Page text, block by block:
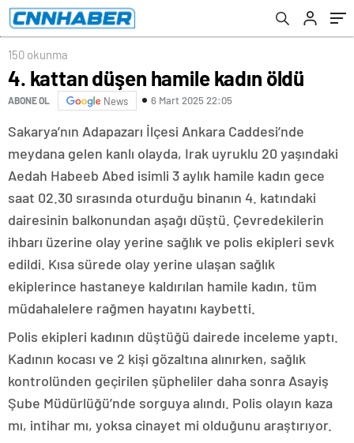
150 okunma
4. kattan düşen hamile kadın öldü
ABONE OL News 6 Mart 2025 22:05
Sakarya’nın Adapazarı İlçesi Ankara Caddesi’nde
meydana gelen kanlı olayda, Irak uyruklu 20 yaşındaki
Aedah Habeeb Abed isimli 3 aylık hamile kadın gece
saat 02.30 sırasında oturduğu binanın 4. katındaki
dairesinin balkonundan aşağı düştü. Çevredekilerin
ihbarı üzerine olay yerine sağlık ve polis ekipleri sevk
edildi. Kısa sürede olay yerine ulaşan sağlık
ekiplerince hastaneye kaldırılan hamile kadın, tüm
müdahalelere rağmen hayatını kaybetti.
Polis ekipleri kadının düştüğü dairede inceleme yaptı.
Kadının kocası ve 2 kişi gözaltına alınırken, sağlık
kontrolünden geçirilen şüpheliler daha sonra Asayiş
Şube Müdürlüğü’nde sorguya alındı. Polis olayın kaza
mı, intihar mı, yoksa cinayet mi olduğunu araştırıyor.